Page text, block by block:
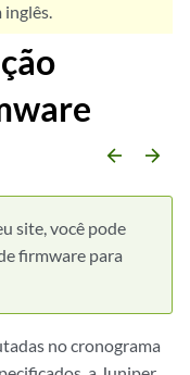
inglês.
arrow_backward arrow_forward
site, você pode
firmware para
no cronograma